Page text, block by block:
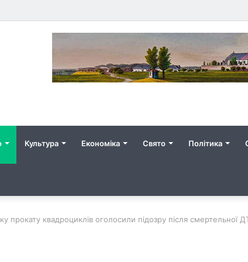
Культура Економіка Свято Політика
прокату квадроциклів оголосили підозру після смертельної